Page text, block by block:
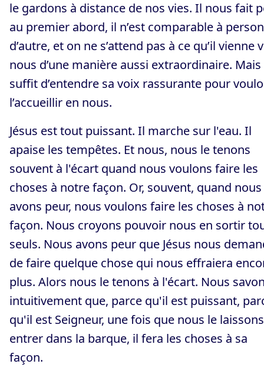
le gardons à distance de nos vies. Il nous fait
au premier abord, il n’est comparable à
d’autre, et on ne s’attend pas à ce qu’il vienne
nous d’une manière aussi extraordinaire. Mais
suffit d’entendre sa voix rassurante pour
l’accueillir en nous.
Jésus est tout puissant. Il marche sur l'eau. Il
apaise les tempêtes. Et nous, nous le tenons
souvent à l'écart quand nous voulons faire les
choses à notre façon. Or, souvent, quand nous
avons peur, nous voulons faire les choses à
façon. Nous croyons pouvoir nous en sortir
seuls. Nous avons peur que Jésus nous
de faire quelque chose qui nous effraiera
plus. Alors nous le tenons à l'écart. Nous
intuitivement que, parce qu'il est puissant,
qu'il est Seigneur, une fois que nous le laissons
entrer dans la barque, il fera les choses à sa
façon.